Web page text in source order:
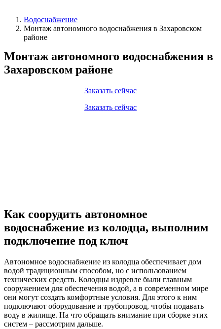
Водоснабжение
Монтаж автономного водоснабжения в Захаровском
районе
Монтаж автономного водоснабжения в
Захаровском районе
Заказать сейчас
Заказать сейчас
Как соорудить автономное
водоснабжение из колодца, выполним
подключение под ключ
Автономное водоснабжение из колодца обеспечивает дом
водой традиционным способом, но с использованием
технических средств. Колодцы издревле были главным
сооружением для обеспечения водой, а в современном мире
они могут создать комфортные условия. Для этого к ним
подключают оборудование и трубопровод, чтобы подавать
воду в жилище. На что обращать внимание при сборке этих
систем – рассмотрим дальше.